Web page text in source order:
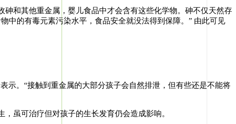
和其他重金属，婴儿食品中才会含有这些化学物。砷不仅天然存
中的有毒元素污染水平，食品安全就没法得到保障。” 由此可见
。“接触到重金属的大部分孩子会自然排泄，但有些还是不能将
虽可治疗但对孩子的生长发育仍会造成影响。